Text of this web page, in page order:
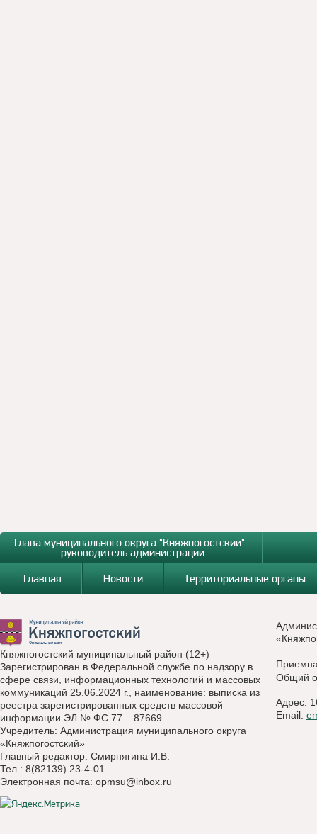
Глава муниципального округа "Княжпогостский" -
руководитель администрации
Главная
Новости Территориальные органы
Княжпогостский муниципальный район (12+)
Зарегистрирован в Федеральной службе по надзору в
сфере связи, информационных технологий и массовых
коммуникаций 25.06.2024 г., наименование: выписка из
реестра зарегистрированных средств массовой
информации ЭЛ № ФС 77 – 87669
Учредитель: Администрация муниципального округа
«Княжпогостский»
Главный редактор: Смирнягина И.В.
Тел.: 8(82139) 23-4-01
Электронная почта: opmsu@inbox.ru
Общий
Адрес:
Email: